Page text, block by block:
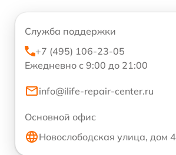
Служба поддержки
+7 (495) 106-23-05
Ежедневно с 9:00 до 21:00
info@ilife-repair-center.ru
Основной офис
Новослободская улица, дом 4